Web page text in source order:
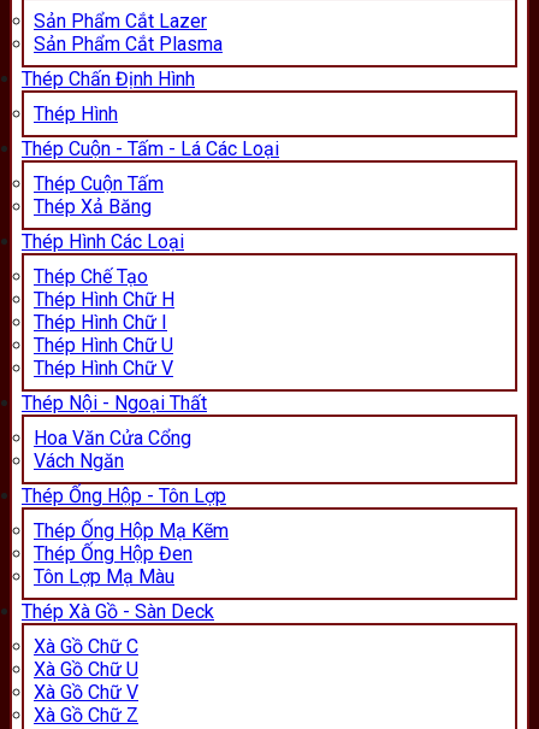
Sản Phẩm Cắt Lazer
Sản Phẩm Cắt Plasma
Thép Chấn Định Hình
Thép Hình
Thép Cuộn - Tấm - Lá Các Loại
Thép Cuộn Tấm
Thép Xả Băng
Thép Hình Các Loại
Thép Chế Tạo
Thép Hình Chữ H
Thép Hình Chữ I
Thép Hình Chữ U
Thép Hình Chữ V
Thép Nội - Ngoại Thất
Hoa Văn Cửa Cổng
Vách Ngăn
Thép Ống Hộp - Tôn Lợp
Thép Ống Hộp Mạ Kẽm
Thép Ống Hộp Đen
Tôn Lợp Mạ Màu
Thép Xà Gồ - Sàn Deck
Xà Gồ Chữ C
Xà Gồ Chữ U
Xà Gồ Chữ V
Xà Gồ Chữ Z